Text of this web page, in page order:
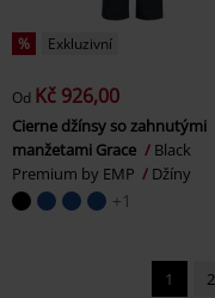
% Exkluzivní
Od Kč 926,00
Cierne džínsy so zahnutými
manžetami Grace
Black
Premium by EMP
Džíny
+1
1 2